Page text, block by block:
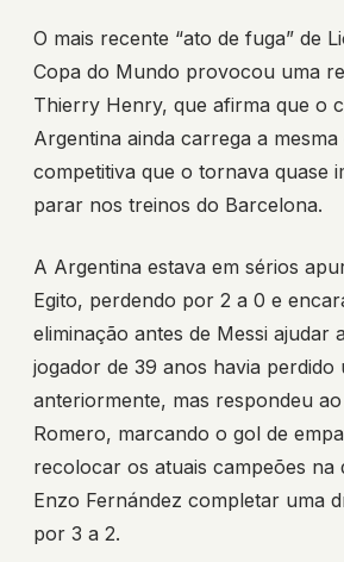
O mais recente “ato de fuga” de
Copa do Mundo provocou uma
Thierry Henry, que afirma que o
Argentina ainda carrega a mesma
competitiva que o tornava quase
parar nos treinos do Barcelona.
A Argentina estava em sérios
Egito, perdendo por 2 a 0 e
eliminação antes de Messi ajudar
jogador de 39 anos havia perdido
anteriormente, mas respondeu
Romero, marcando o gol de
recolocar os atuais campeões na
Enzo Fernández completar uma
por 3 a 2.